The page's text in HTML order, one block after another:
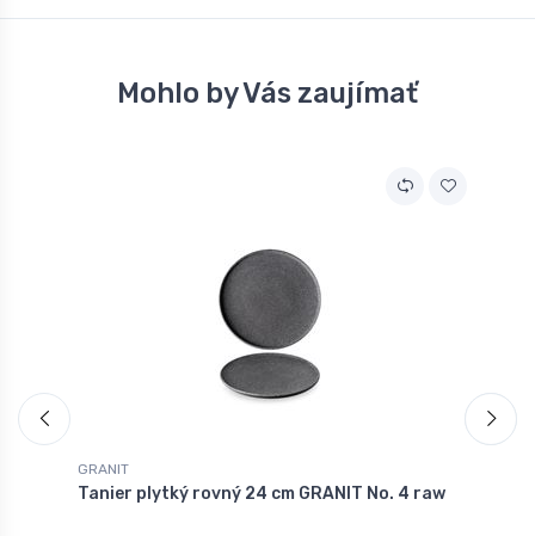
Mohlo by Vás zaujímať
GRANIT
Tanier plytký rovný 24 cm GRANIT No. 4 raw